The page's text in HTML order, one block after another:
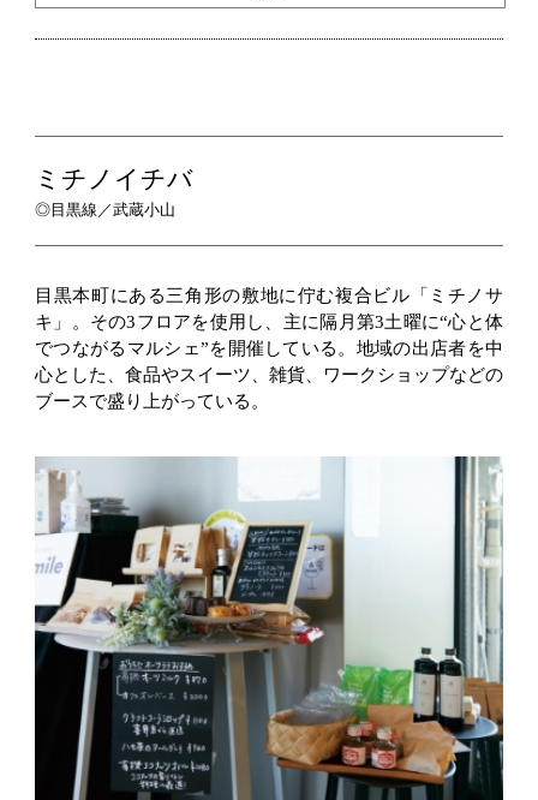
ミチノイチバ
◎目黒線／武蔵小山
目黒本町にある三角形の敷地に佇む複合ビル「ミチノサ
キ」。その3フロアを使用し、主に隔月第3土曜に“心と体
でつながるマルシェ”を開催している。地域の出店者を中
心とした、食品やスイーツ、雑貨、ワークショップなどの
ブースで盛り上がっている。